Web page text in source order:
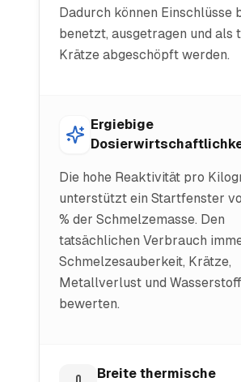
Dadurch können Einschlüsse
benetzt, ausgetragen und als
Krätze abgeschöpft werden.
Ergiebige
Die hohe Reaktivität pro
unterstützt ein Startfenster
% der Schmelzemasse. Den
tatsächlichen Verbrauch
Schmelzesauberkeit, Krätze,
Metallverlust und
bewerten.
Breite thermische